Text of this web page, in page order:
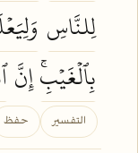
لِلنَّاسِ
بِٱلۡغَيۡبِۚإِنَّ
التفسير حفظ